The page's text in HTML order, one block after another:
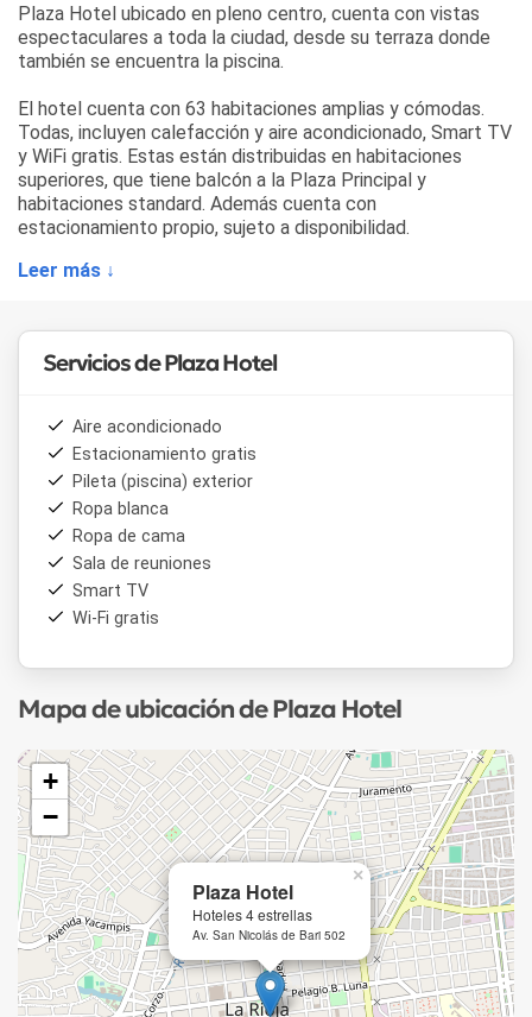
Plaza Hotel ubicado en pleno centro, cuenta con vistas
espectaculares a toda la ciudad, desde su terraza donde
también se encuentra la piscina.
El hotel cuenta con 63 habitaciones amplias y cómodas.
Todas, incluyen calefacción y aire acondicionado, Smart TV
y WiFi gratis. Estas están distribuidas en habitaciones
superiores, que tiene balcón a la Plaza Principal y
habitaciones standard. Además cuenta con
estacionamiento propio, sujeto a disponibilidad.
Leer más ↓
Servicios de Plaza Hotel
Aire acondicionado
Estacionamiento gratis
Pileta (piscina) exterior
Ropa blanca
Ropa de cama
Sala de reuniones
Smart TV
Wi-Fi gratis
Mapa de ubicación de Plaza Hotel
Plaza Hotel
Hoteles 4 estrellas
Av. San Nicolás de Bari 502
×
+
−